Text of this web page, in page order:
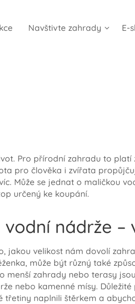
Navštivte zahrady E-
Pro přírodní zahradu to platí
pro člověka i zvířata
Může se jednat o maličkou
určený ke koupání.
vodní nádrže –
jakou velikost nám dovolí
může být různý také
menší zahrady nebo terasy
nebo kamenné mísy.
třetiny naplnili štěrkem a